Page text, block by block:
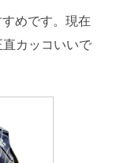
めです。現在
カッコいいで